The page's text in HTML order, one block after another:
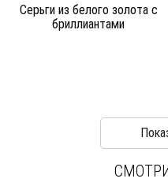
Серьги из белого золота c
бриллиантами